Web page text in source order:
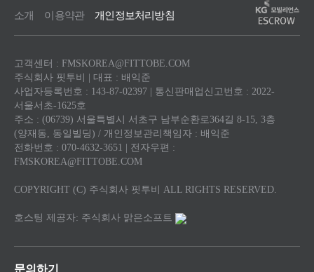
소개 이용약관 개인정보처리방침
고객센터 : FMSKOREA@FITTOBE.COM
주식회사 핏투비 | 대표 : 배익준
사업자등록번호 : 143-87-02397 | 통신판매업신고번호 : 2022-
서울서초-1625호
주소 : (06739) 서울특별시 서초구 남부순환로364길 8-15, 3층
(양재동, 동일빌딩) / 개인정보관리책임자 : 배익준
전화번호 : 070-4632-3651 | 전자우편 :
FMSKOREA@FITTOBE.COM
COPYRIGHT (C) 주식회사 핏투비 ALL RIGHTS RESERVED.
호스팅 제공자: 주식회사 맑은소프트
문의하기